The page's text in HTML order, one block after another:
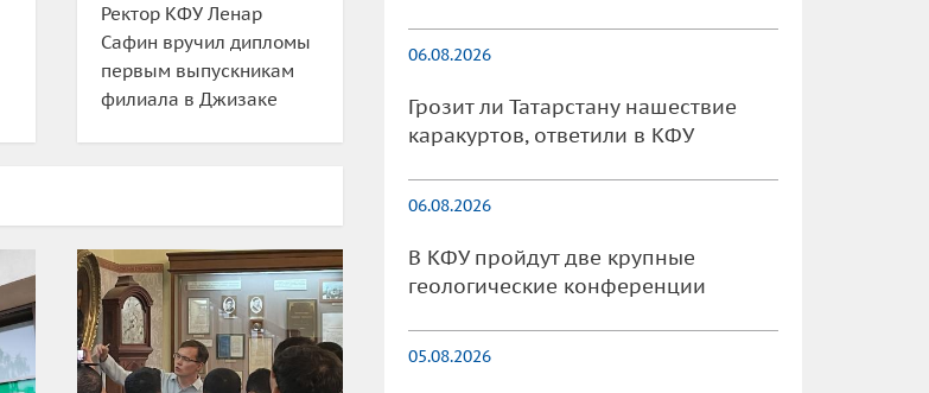
Ректор КФУ Ленар
Сафин вручил дипломы
первым выпускникам
филиала в Джизаке
06.08.2026
Грозит ли Татарстану нашествие
каракуртов, ответили в КФУ
06.08.2026
В КФУ пройдут две крупные
геологические конференции
05.08.2026